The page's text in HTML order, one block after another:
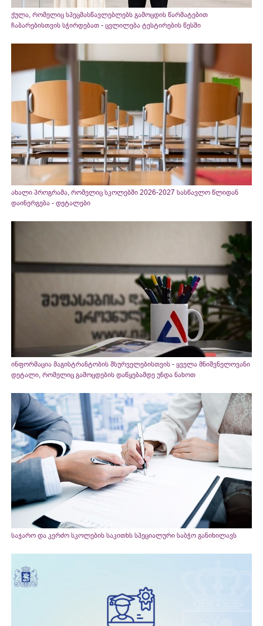
ქულა, რომელიც სპეცმასწავლებლებს გამოცდის წარმატებით
ჩაბარებისთვის სჭირდებათ - ცვლილება ტესტირების წესში
ახალი პროგრამა, რომელიც სკოლებში 2026-2027 სასწავლო წლიდან
დაინერგება - დეტალები
ინფორმაცია მაგისტრანტობის მსურველებისთვის - ყველა მნიშვნელოვანი
დეტალი, რომელიც გამოცდების დაწყებამდე უნდა ნახოთ
საჯარო და კერძო სკოლების საკითხს სპეციალური საბჭო განიხილავს